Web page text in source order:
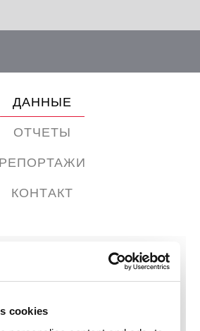
ДАННЫЕ
ОТЧЕТЫ
РЕПОРТАЖИ
КОНТАКТ